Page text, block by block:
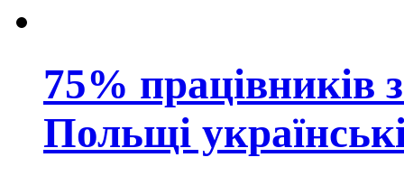
75% працівників
Польщі